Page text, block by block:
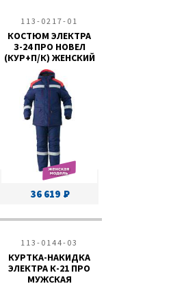
113-0217-01
КОСТЮМ ЭЛЕКТРА
З-24 ПРО НОВЕЛ
(КУР+П/К) ЖЕНСКИЙ
36 619
113-0144-03
КУРТКА-НАКИДКА
ЭЛЕКТРА К-21 ПРО
МУЖСКАЯ